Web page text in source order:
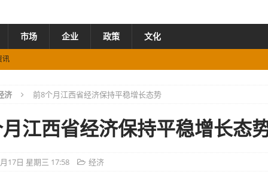
市场 企业 政策 文化
补贴
资讯
讯
圆奔赴的“信号救援”
资讯
济 前8个月江西省经济保持平稳增长态势
江西省经济保持平稳增长态
17日 星期三 17:58 经济